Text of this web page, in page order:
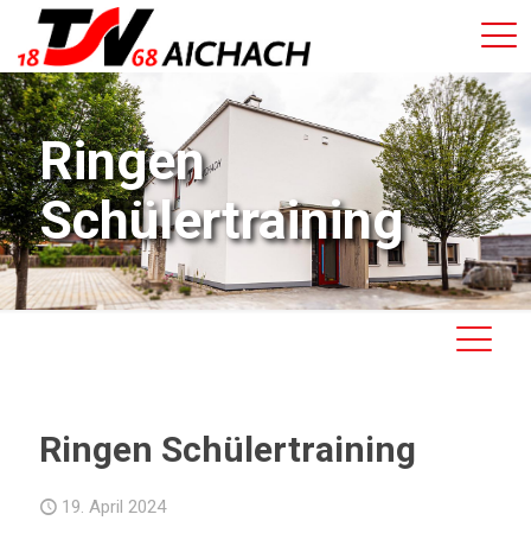
Ringen
Schülertraining
Ringen Schülertraining
19. April 2024